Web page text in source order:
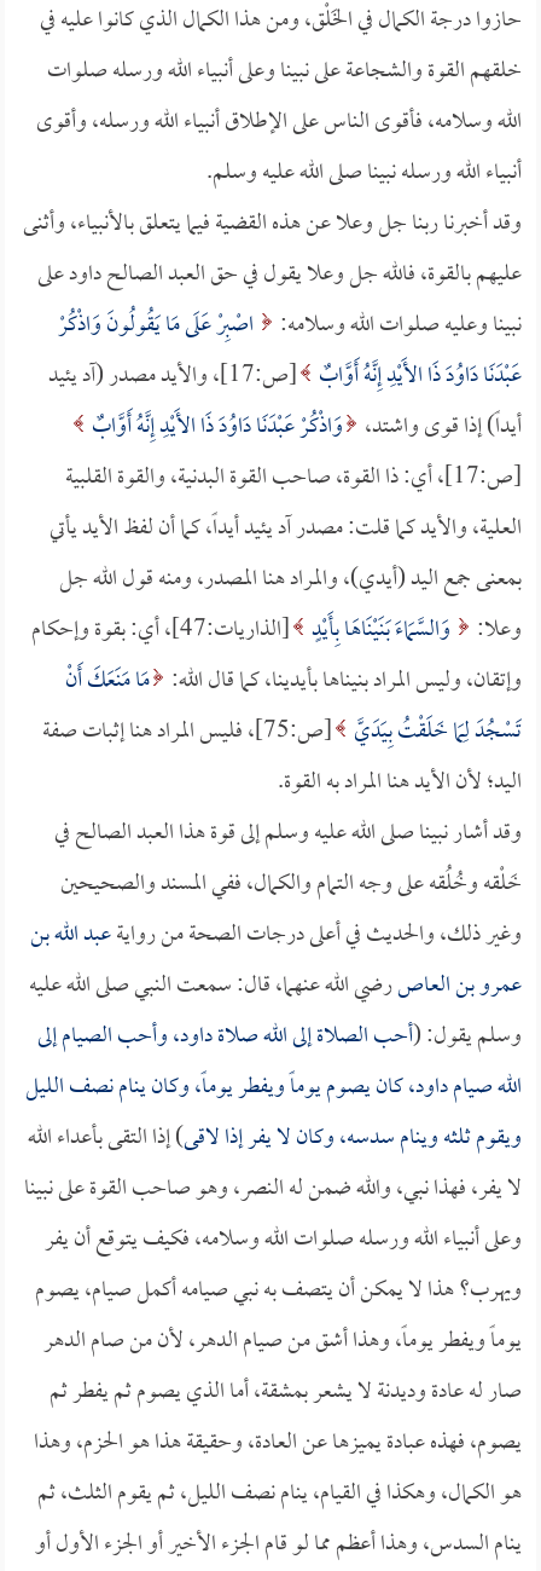
حازوا درجة الكمال في الخَلْق، ومن هذا الكمال الذي كانوا عليه في
خلقهم القوة والشجاعة على نبينا وعلى أنبياء الله ورسله صلوات
الله وسلامه، فأقوى الناس على الإطلاق أنبياء الله ورسله، وأقوى
أنبياء الله ورسله نبينا صلى الله عليه وسلم.
وقد أخبرنا ربنا جل وعلا عن هذه القضية فيما يتعلق بالأنبياء، وأثنى
عليهم بالقوة، فالله جل وعلا يقول في حق العبد الصالح داود على
نبينا وعليه صلوات الله وسلامه:
اصْبِرْ عَلَى مَا يَقُولُونَ وَاذْكُرْ
عَبْدَنَا دَاوُدَ ذَا الأَيْدِ إِنَّهُ أَوَّابٌ
[ص:17]، والأيد مصدر (آد يئيد
أيداً) إذا قوى واشتد، وَاذْكُرْ عَبْدَنَا دَاوُدَ ذَا الأَيْدِ إِنَّهُ أَوَّابٌ
[ص:17]، أي: ذا القوة، صاحب القوة البدنية، والقوة القلبية
العلية، والأيد كما قلت: مصدر آد يئيد أيداً، كما أن لفظ الأيد يأتي
بمعنى جمع اليد (أيدي)، والمراد هنا المصدر، ومنه قول الله جل
وعلا:
وَالسَّمَاءَ بَنَيْنَاهَا بِأَيْدٍ
[الذاريات:47]، أي: بقوة وإحكام
وإتقان، وليس المراد بنيناها بأيدينا، كما قال الله: مَا مَنَعَكَ أَنْ
تَسْجُدَ لِمَا خَلَقْتُ بِيَدَيَّ
[ص:75]، فليس المراد هنا إثبات صفة
اليد؛ لأن الأيد هنا المراد به القوة.
وقد أشار نبينا صلى الله عليه وسلم إلى قوة هذا العبد الصالح في
خَلْقه وخُلُقه على وجه التمام والكمال، ففي المسند والصحيحين
وغير ذلك، والحديث في أعلى درجات الصحة من روايةعبد الله بن
عمرو بن العاصرضي الله عنهما، قال: سمعت النبي صلى الله عليه
وسلم يقول: (أحب الصلاة إلى الله صلاة داود، وأحب الصيام إلى
الله صيام داود، كان يصوم يوماً ويفطر يوماً، وكان ينام نصف الليل
ويقوم ثلثه وينام سدسه، وكان لا يفر إذا لاقى) إذا التقى بأعداء الله
لا يفر، فهذا نبي، والله ضمن له النصر، وهو صاحب القوة على نبينا
وعلى أنبياء الله ورسله صلوات الله وسلامه، فكيف يتوقع أن يفر
ويهرب؟ هذا لا يمكن أن يتصف به نبي صيامه أكمل صيام، يصوم
يوماً ويفطر يوماً، وهذا أشق من صيام الدهر، لأن من صام الدهر
صار له عادة وديدنة لا يشعر بمشقة، أما الذي يصوم ثم يفطر ثم
يصوم، فهذه عبادة يميزها عن العادة، وحقيقة هذا هو الحزم، وهذا
هو الكمال، وهكذا في القيام، ينام نصف الليل، ثم يقوم الثلث، ثم
ينام السدس، وهذا أعظم مما لو قام الجزء الأخير أو الجزء الأول أو